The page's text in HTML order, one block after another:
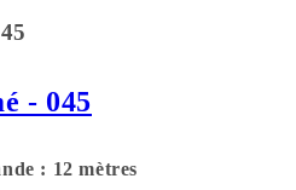
- 045
: 12 mètres